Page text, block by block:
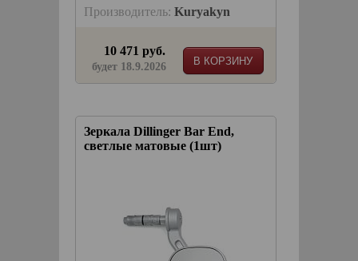
Производитель: Kuryakyn
В КОРЗИНУ
10 471 руб.
будет 18.9.2026
Зеркала Dillinger Bar End,
светлые матовые (1шт)